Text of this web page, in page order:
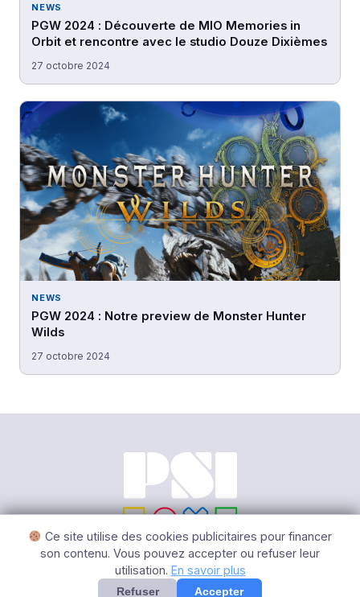
NEWS
PGW 2024 : Découverte de MIO Memories in
Orbit et rencontre avec le studio Douze Dixièmes
27 octobre 2024
NEWS
PGW 2024 : Notre preview de Monster Hunter
Wilds
27 octobre 2024
© 2026 PSI – Tous Droits Réservés |Mentions légales
les cookies
Ce site utilise des cookies publicitaires pour financer
son contenu. Vous pouvez accepter ou refuser leur
utilisation. En savoir plus
Refuser Accepter